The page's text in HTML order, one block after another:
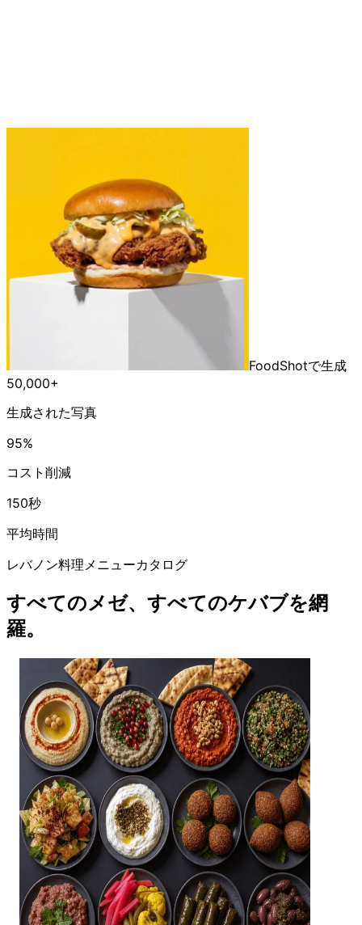
FoodShotで生成
50,000+
生成された写真
95%
コスト削減
150秒
平均時間
レバノン料理メニューカタログ
すべてのメゼ、すべてのケバブを網
羅。